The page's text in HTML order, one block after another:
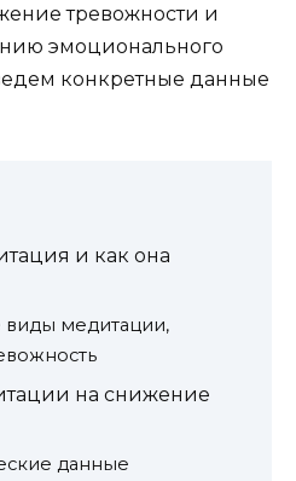
тревожности и
эмоционального
конкретные данные
и как она
медитации,
на снижение
данные